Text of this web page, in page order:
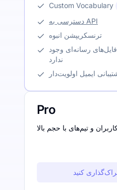
Custom Vocabulary
دسترسی به API
ترنسکریپشن انبوه
رسانه‌ای وجود
ندارد
ایمیل اولویت‌دار
Pro
کنید